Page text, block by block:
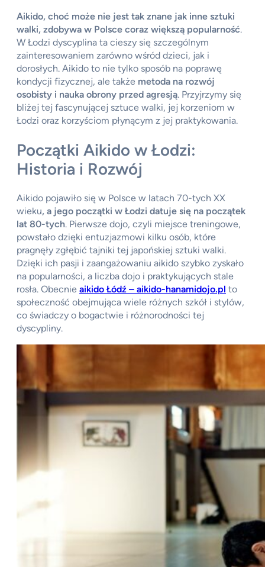
Aikido, choć może nie jest tak znane jak inne sztuki
walki, zdobywa w Polsce coraz większą popularność.
W Łodzi dyscyplina ta cieszy się szczególnym
zainteresowaniem zarówno wśród dzieci, jak i
dorosłych. Aikido to nie tylko sposób na poprawę
kondycji fizycznej, ale także metoda na rozwój
osobisty i nauka obrony przed agresją. Przyjrzymy się
bliżej tej fascynującej sztuce walki, jej korzeniom w
Łodzi oraz korzyściom płynącym z jej praktykowania.
Początki Aikido w Łodzi:
Historia i Rozwój
Aikido pojawiło się w Polsce w latach 70-tych XX
wieku, a jego początki w Łodzi datuje się na początek
lat 80-tych. Pierwsze dojo, czyli miejsce treningowe,
powstało dzięki entuzjazmowi kilku osób, które
pragnęły zgłębić tajniki tej japońskiej sztuki walki.
Dzięki ich pasji i zaangażowaniu aikido szybko zyskało
na popularności, a liczba dojo i praktykujących stale
rosła. Obecnie aikido Łódź – aikido-hanamidojo.pl to
społeczność obejmująca wiele różnych szkół i stylów,
co świadczy o bogactwie i różnorodności tej
dyscypliny.